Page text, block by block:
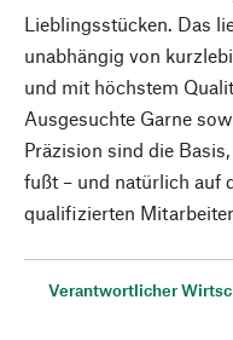
Lieblingsstücken. Das
unabhängig von
und mit höchstem
Ausgesuchte Garne
Präzision sind die
fußt – und natürlich auf
qualifizierten
Verantwortlicher